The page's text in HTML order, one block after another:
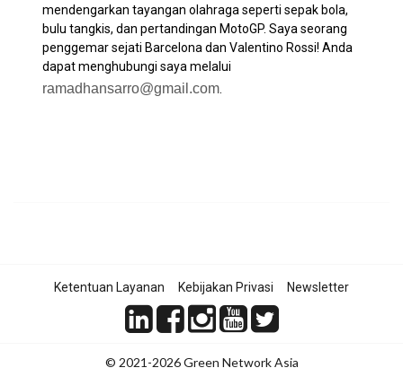
mendengarkan tayangan olahraga seperti sepak bola,
bulu tangkis, dan pertandingan MotoGP. Saya seorang
penggemar sejati Barcelona dan Valentino Rossi! Anda
dapat menghubungi saya melalui
ramadhansarro@gmail.com
Ketentuan Layanan Kebijakan Privasi Newsletter
© 2021-2026 Green Network Asia